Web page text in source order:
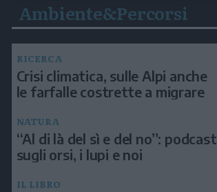
Ambiente&Percorsi
RICERCA
Crisi climatica, sulle Alpi anche
le farfalle costrette a migrare
NATURA
“Al di là del sì e del no”: podcast
sugli orsi, i lupi e noi
IL LIBRO